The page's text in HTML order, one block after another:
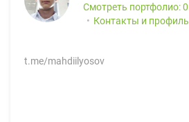
Смотреть портфолио: 0
Контакты и профиль
t.me/mahdiilyosov